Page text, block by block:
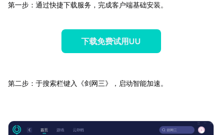
第一步：通过快捷下载服务，完成客户端基础安装。
下载免费试用UU
第二步：于搜索栏键入《剑网三》，启动智能加速。